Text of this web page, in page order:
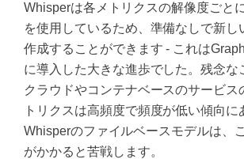
Whisperは各メトリクスの解像度ごと
を使用しているため、準備なしで新し
作成することができます - これは
に導入した大きな進歩でした。残念な
クラウドやコンテナベースのサービス
トリクスは高頻度で頻度が低い傾向に
Whisperのファイルベースモデルは、
がかかると苦戦します。